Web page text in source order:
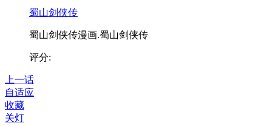
蜀山剑侠传
蜀山剑侠传漫画.蜀山剑侠传
评分:
上一话
自适应
收藏
关灯